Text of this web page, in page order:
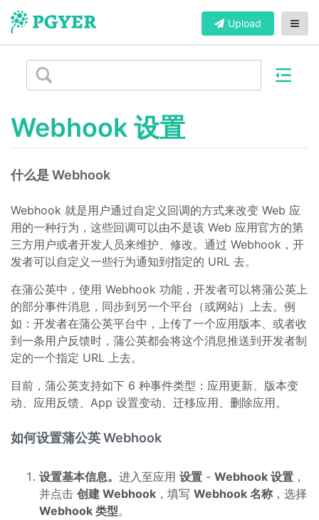
Upload
Webhook 设置
什么是 Webhook
Webhook 就是用户通过自定义回调的方式来改变 Web 应
用的一种行为，这些回调可以由不是该 Web 应用官方的第
三方用户或者开发人员来维护、修改。通过 Webhook，开
发者可以自定义一些行为通知到指定的 URL 去。
在蒲公英中，使用 Webhook 功能，开发者可以将蒲公英上
的部分事件消息，同步到另一个平台（或网站）上去。例
如：开发者在蒲公英平台中，上传了一个应用版本、或者收
到一条用户反馈时，蒲公英都会将这个消息推送到开发者制
定的一个指定 URL 上去。
目前，蒲公英支持如下 6 种事件类型：应用更新、版本变
动、应用反馈、App 设置变动、迁移应用、删除应用。
如何设置蒲公英 Webhook
设置基本信息。 进入至应用 设置 - Webhook 设置 ，
并点击 创建 Webhook ，填写 Webhook 名称 ，选择
Webhook 类型。